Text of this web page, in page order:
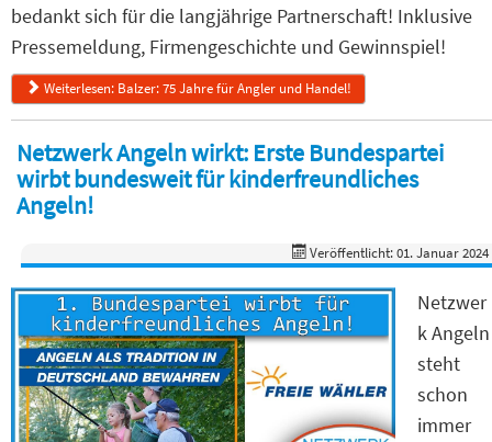
bedankt sich für die langjährige Partnerschaft! Inklusive
Pressemeldung, Firmengeschichte und Gewinnspiel!
Weiterlesen: Balzer: 75 Jahre für Angler und Handel!
Netzwerk Angeln wirkt: Erste Bundespartei
wirbt bundesweit für kinderfreundliches
Angeln!
Veröffentlicht: 01. Januar 2024
Netzwer
k Angeln
steht
schon
immer